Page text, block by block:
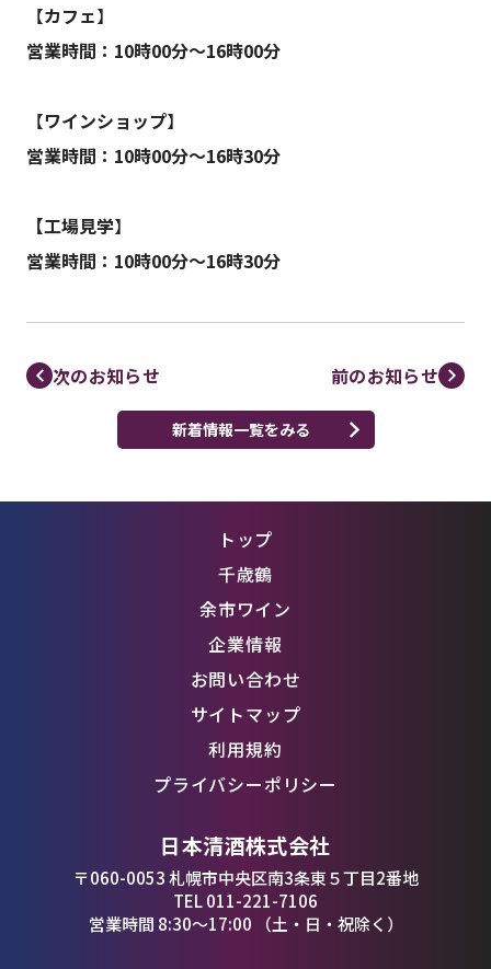
【カフェ】
営業時間：10時00分～16時00分
【ワインショップ】
営業時間：10時00分～16時30分
【工場見学】
営業時間：10時00分～16時30分
次のお知らせ 前のお知らせ
新着情報一覧をみる
トップ
千歳鶴
余市ワイン
企業情報
お問い合わせ
サイトマップ
利用規約
プライバシーポリシー
日本清酒株式会社
〒060-0053 札幌市中央区南3条東５丁目2番地
TEL 011-221-7106
営業時間 8:30〜17:00 （土・日・祝除く）